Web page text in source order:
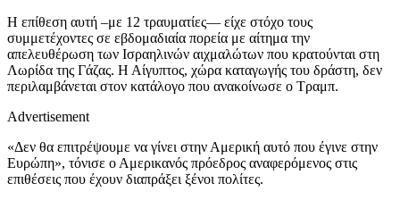
Η επίθεση αυτή –με 12 τραυματίες― είχε στόχο τους
συμμετέχοντες σε εβδομαδιαία πορεία με αίτημα την
απελευθέρωση των Ισραηλινών αιχμαλώτων που κρατούνται στη
Λωρίδα της Γάζας. Η Αίγυπτος, χώρα καταγωγής του δράστη, δεν
περιλαμβάνεται στον κατάλογο που ανακοίνωσε ο Τραμπ.
Advertisement
«Δεν θα επιτρέψουμε να γίνει στην Αμερική αυτό που έγινε στην
Ευρώπη», τόνισε ο Αμερικανός πρόεδρος αναφερόμενος στις
επιθέσεις που έχουν διαπράξει ξένοι πολίτες.